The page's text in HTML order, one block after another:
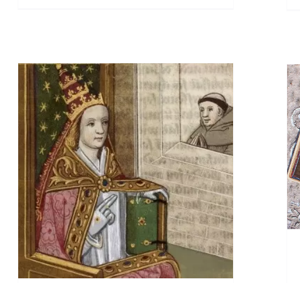
Histoire du Tarot, les
auteurs principaux
Théorie du tarot